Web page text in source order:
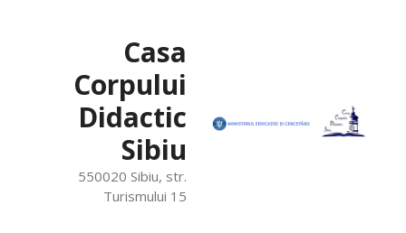
Casa
Corpului
Didactic
Sibiu
550020 Sibiu, str.
Turismului 15